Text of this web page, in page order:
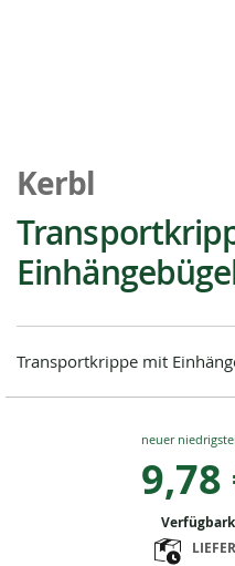
Anfang
der
Bildgalerie
springen
Kerbl
Transportkrippe mit
Special
9,78